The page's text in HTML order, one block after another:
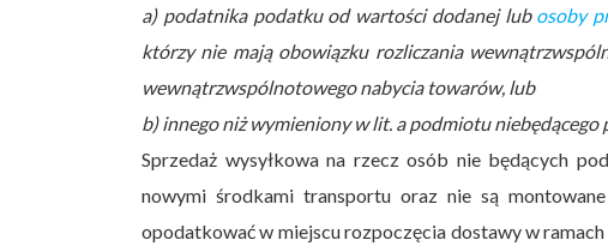
a) podatnika podatku od wartości dodanej lub osoby
którzy nie mają obowiązku rozliczania
wewnątrzwspólnotowego nabycia towarów, lub
b) innego niż wymieniony w lit. a podmiotu
Sprzedaż wysyłkowa na rzecz osób nie będących
nowymi środkami transportu oraz nie są
opodatkować w miejscu rozpoczęcia dostawy w